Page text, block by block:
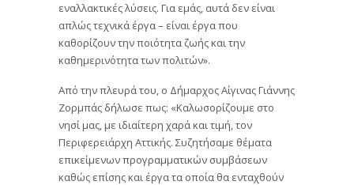
εναλλακτικές λύσεις. Για εμάς, αυτά δεν είναι
απλώς τεχνικά έργα – είναι έργα που
καθορίζουν την ποιότητα ζωής και την
καθημερινότητα των πολιτών».
Από την πλευρά του, ο Δήμαρχος Αίγινας Γιάννης
Ζορμπάς δήλωσε πως: «Καλωσορίζουμε στο
νησί μας, με ιδιαίτερη χαρά και τιμή, τον
Περιφερειάρχη Αττικής. Συζητήσαμε θέματα
επικείμενων προγραμματικών συμβάσεων
καθώς επίσης και έργα τα οποία θα ενταχθούν